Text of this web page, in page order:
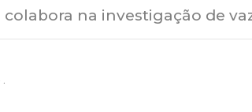
colabora na investigação de